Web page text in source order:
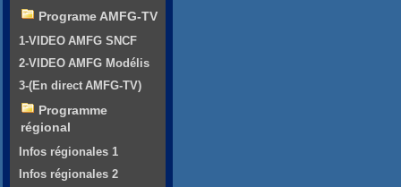
Programe AMFG-TV
1-VIDEO AMFG SNCF
2-VIDEO AMFG Modélis
3-(En direct AMFG-TV)
Programme
régional
Infos régionales 1
Infos régionales 2